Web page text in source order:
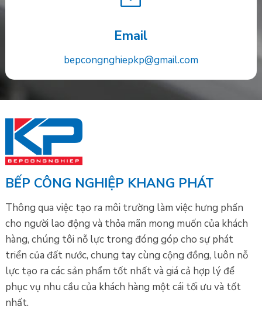
Email
bepcongnghiepkp@gmail.com
BẾP CÔNG NGHIỆP KHANG PHÁT
Thông qua việc tạo ra môi trường làm việc hưng phấn
cho người lao động và thỏa mãn mong muốn của khách
hàng, chúng tôi nỗ lực trong đóng góp cho sự phát
triển của đất nước, chung tay cùng cộng đồng, luôn nỗ
lực tạo ra các sản phẩm tốt nhất và giá cả hợp lý để
phục vụ nhu cầu của khách hàng một cái tối ưu và tốt
nhất.